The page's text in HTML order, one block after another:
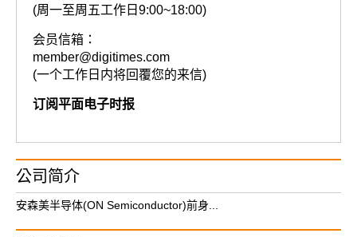
(周一至周五工作日9:00~18:00)
会员信箱：
member@digitimes.com
(一个工作日内将回覆您的来信)
订阅平面电子时报
公司简介
安森美半导体(ON Semiconductor)前身...